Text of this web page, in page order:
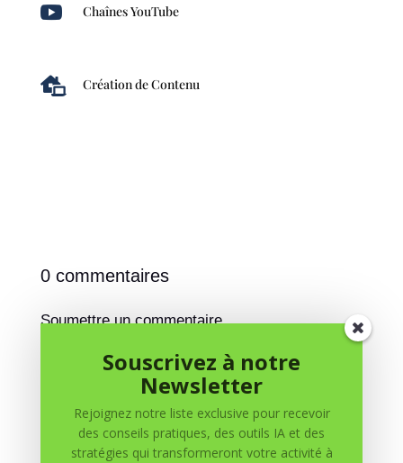
 Chaînes YouTube
 Création de Contenu
0 commentaires
Soumettre un commentaire
obligatoires sont indiqués avec *
Souscrivez à notre
Newsletter
Rejoignez notre liste exclusive pour recevoir
des conseils pratiques, des outils IA et des
stratégies qui transformeront votre activité à